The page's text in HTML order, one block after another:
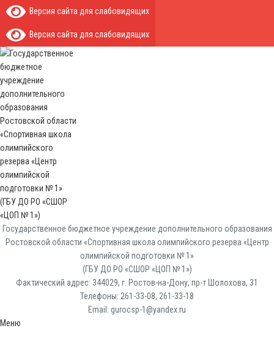
Версия сайта для слабовидящих
Версия сайта для слабовидящих
Государственное бюджетное учреждение дополнительного образования
Ростовской области «Спортивная школа олимпийского резерва «Центр
олимпийской подготовки № 1»
(ГБУ ДО РО «СШОР «ЦОП № 1»)
Фактический адрес: 344029, г. Ростов-на-Дону, пр-т Шолохова, 31
Телефоны: 261-33-08, 261-33-18
Email: gurocsp-1@yandex.ru
Меню